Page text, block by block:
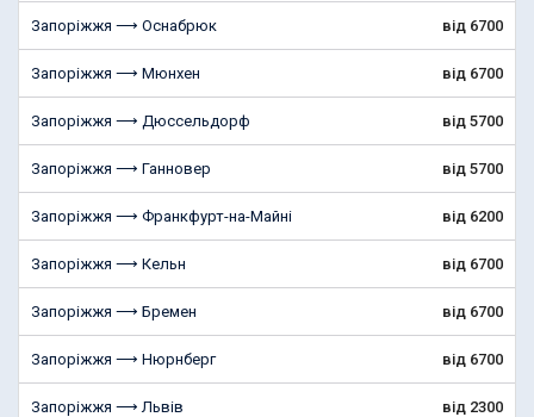
Запоріжжя ⟶ Оснабрюк від 6700
Запоріжжя ⟶ Мюнхен від 6700
Запоріжжя ⟶ Дюссельдорф від 5700
Запоріжжя ⟶ Ганновер від 5700
Запоріжжя ⟶ Франкфурт-на-Майні від 6200
Запоріжжя ⟶ Кельн від 6700
Запоріжжя ⟶ Бремен від 6700
Запоріжжя ⟶ Нюрнберг від 6700
Запоріжжя ⟶ Львів від 2300